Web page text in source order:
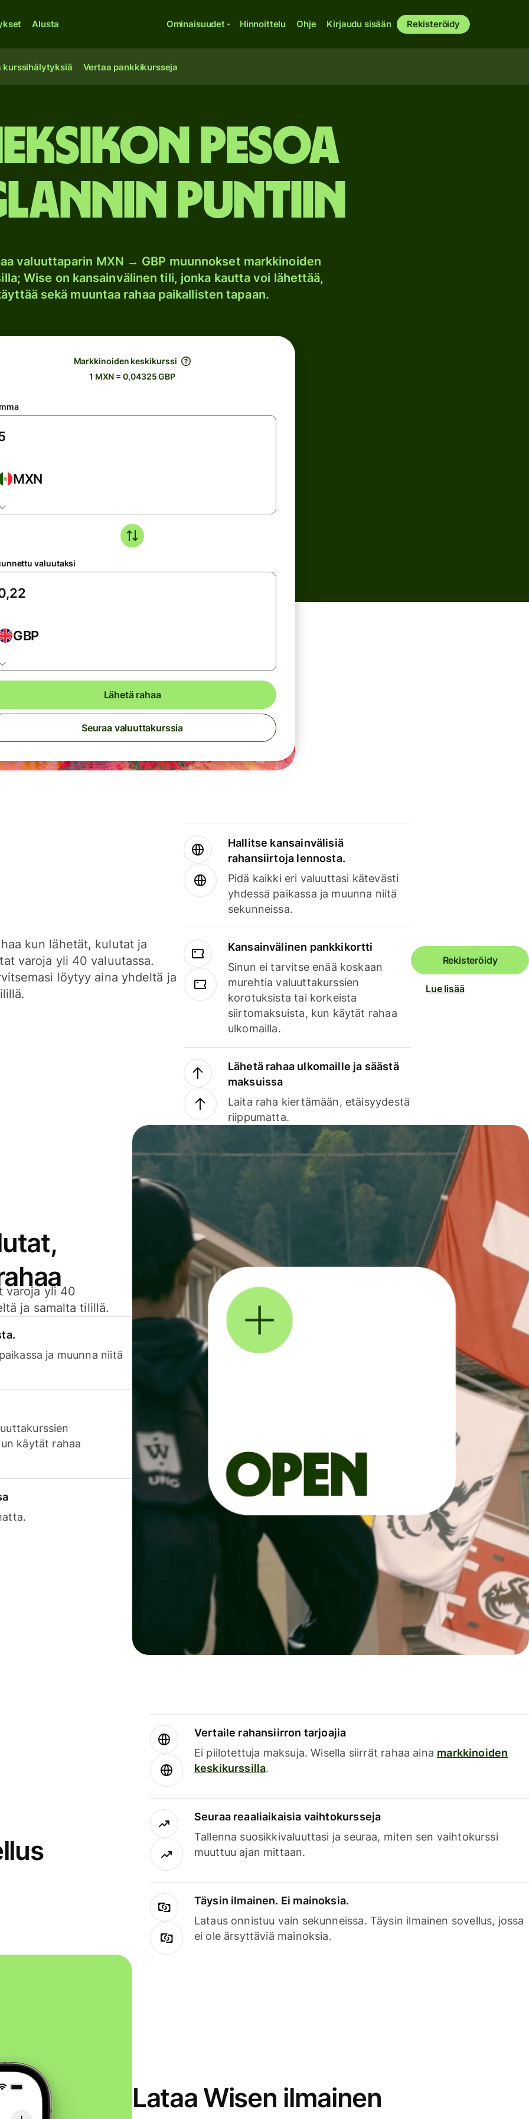
Alusta Ominaisuudet Hinnoittelu Ohje Kirjaudu sisään Rekisteröidy
kurssihälytyksiä Vertaa pankkikursseja
pesoa
puntiin
valuuttaparin MXN → GBP muunnokset markkinoiden
Wise on kansainvälinen tili, jonka kautta voi lähettää,
sekä muuntaa rahaa paikallisten tapaan.
Markkinoiden keskikurssi
1 MXN = 0,04325 GBP
MXN
valuutaksi
GBP
Lähetä rahaa
Seuraa valuuttakurssia
kun lähetät, kulutat ja
varoja yli 40 valuutassa.
löytyy aina yhdeltä ja
Hallitse kansainvälisiä
rahansiirtoja lennosta.
Pidä kaikki eri valuuttasi kätevästi
yhdessä paikassa ja muunna niitä
sekunneissa.
Kansainvälinen pankkikortti
Sinun ei tarvitse enää koskaan
murehtia valuuttakurssien
korotuksista tai korkeista
siirtomaksuista, kun käytät rahaa
ulkomailla.
Lähetä rahaa ulkomaille ja säästä
maksuissa
Laita raha kiertämään, etäisyydestä
riippumatta.
Rekisteröidy
Lue lisää
varoja yli 40
ja samalta tilillä.
ja muunna niitä
käytät rahaa
Vertaile rahansiirron tarjoajia
Ei piilotettuja maksuja. Wisella siirrät rahaa aina markkinoiden
keskikurssilla.
Seuraa reaaliaikaisia vaihtokursseja
Tallenna suosikkivaluuttasi ja seuraa, miten sen vaihtokurssi
muuttuu ajan mittaan.
Täysin ilmainen. Ei mainoksia.
Lataus onnistuu vain sekunneissa. Täysin ilmainen sovellus, jossa
ei ole ärsyttäviä mainoksia.
Lataa Wisen ilmainen